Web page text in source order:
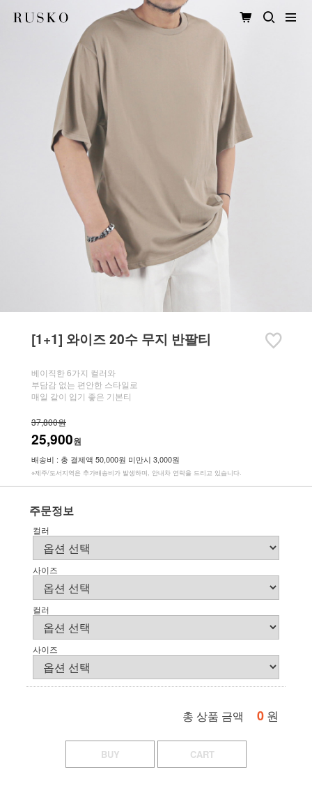
[1+1] 와이즈 20수 무지 반팔티
베이직한 6가지 컬러와
부담감 없는 편안한 스타일로
매일 같이 입기 좋은 기본티
37,800원
25,900원
배송비 : 총 결제액 50,000원 미만시 3,000원
※제주/도서지역은 추가배송비가 발생하며, 안내차 연락을 드리고 있습니다.
주문정보
컬러
사이즈
컬러
사이즈
총 상품 금액 0 원
BUY CART